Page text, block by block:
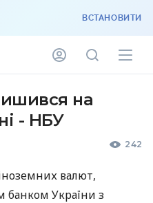
ВСТАНОВИТИ
на
- НБУ
242
валют,
банком України з